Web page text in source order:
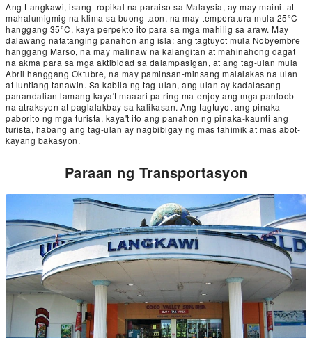
Ang Langkawi, isang tropikal na paraiso sa Malaysia, ay may mainit at
mahalumigmig na klima sa buong taon, na may temperatura mula 25°C
hanggang 35°C, kaya perpekto ito para sa mga mahilig sa araw. May
dalawang natatanging panahon ang isla: ang tagtuyot mula Nobyembre
hanggang Marso, na may malinaw na kalangitan at mahinahong dagat
na akma para sa mga aktibidad sa dalampasigan, at ang tag-ulan mula
Abril hanggang Oktubre, na may paminsan-minsang malalakas na ulan
at luntiang tanawin. Sa kabila ng tag-ulan, ang ulan ay kadalasang
panandalian lamang kaya't maaari pa ring ma-enjoy ang mga panloob
na atraksyon at paglalakbay sa kalikasan. Ang tagtuyot ang pinaka
paborito ng mga turista, kaya't ito ang panahon ng pinaka-kaunti ang
turista, habang ang tag-ulan ay nagbibigay ng mas tahimik at mas abot-
kayang bakasyon.
Paraan ng Transportasyon